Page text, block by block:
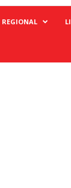
REGIONAL